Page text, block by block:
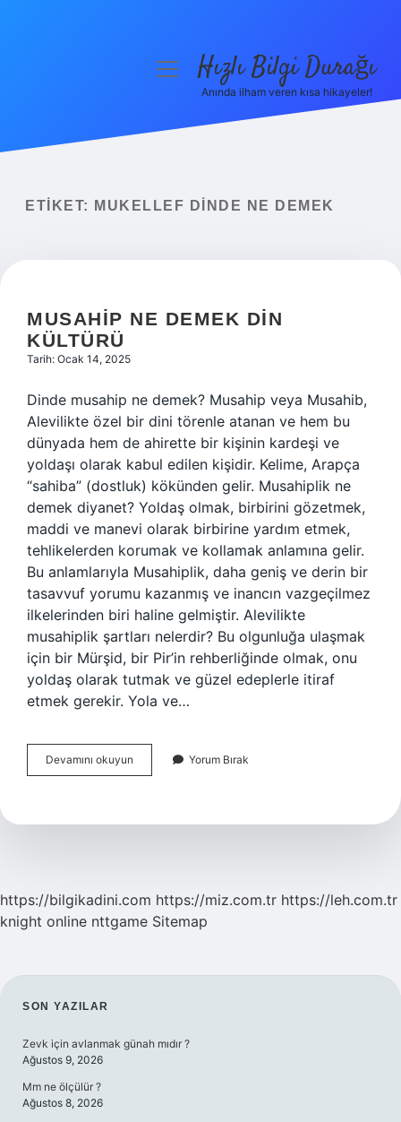
Yasal Uyarı
menüyüHızlı Bilgi Durağı
Anında ilham veren kısa hikayeler!
ETIKET: MUKELLEF DINDE NE DEMEK
MUSAHIP NE DEMEK DIN
KÜLTÜRÜ
Tarih: Ocak 14, 2025
Dinde musahip ne demek? Musahip veya Musahib,
Alevilikte özel bir dini törenle atanan ve hem bu
dünyada hem de ahirette bir kişinin kardeşi ve
yoldaşı olarak kabul edilen kişidir. Kelime, Arapça
“sahiba” (dostluk) kökünden gelir. Musahiplik ne
demek diyanet? Yoldaş olmak, birbirini gözetmek,
maddi ve manevi olarak birbirine yardım etmek,
tehlikelerden korumak ve kollamak anlamına gelir.
Bu anlamlarıyla Musahiplik, daha geniş ve derin bir
tasavvuf yorumu kazanmış ve inancın vazgeçilmez
ilkelerinden biri haline gelmiştir. Alevilikte
musahiplik şartları nelerdir? Bu olgunluğa ulaşmak
için bir Mürşid, bir Pir’in rehberliğinde olmak, onu
yoldaş olarak tutmak ve güzel edeplerle itiraf
etmek gerekir. Yola ve…
Devamını okuyun Musahip
Ne
Kültürü
Yorum Bırak
https://bilgikadini.com https://miz.com.tr https://leh.com.tr
knight online nttgame Sitemap
SIDEBAR
SON YAZILAR
Zevk için avlanmak günah mıdır ?
Ağustos 9, 2026
Mm ne ölçülür ?
Ağustos 8, 2026